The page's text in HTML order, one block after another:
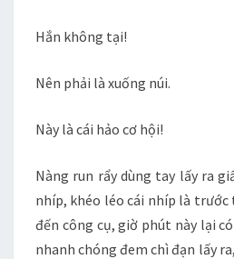
Hắn không tại!
Nên phải là xuống núi.
Này là cái hảo cơ hội!
Nàng run rẩy dùng tay lấy ra
nhíp, khéo léo cái nhíp là
đến công cụ, giờ phút này lại
nhanh chóng đem chì đạn lấy